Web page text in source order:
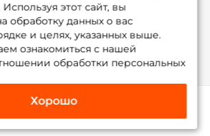
Корзина Инфо Мой Fox
этот сайт, вы
обработку данных о вас
и целях, указанных выше.
ознакомиться с нашей
обработки персональных
Хорошо